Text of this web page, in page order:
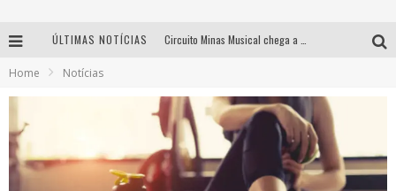
ÚLTIMAS NOTÍCIAS
Simone celebra a força feminina e sua trajetória histórica na MPB em novo show “Que mulher é essa!?” em Belo Horizonte
Milton Guedes traz turnê “Milton Canta Lulu” a Belo Horizonte
Home Notícias